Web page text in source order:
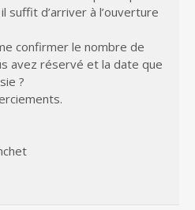
suffit d’arriver à l’ouverture
confirmer le nombre de
avez réservé et la date que
?